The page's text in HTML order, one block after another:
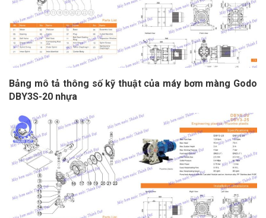
Bảng mô tả thông số kỹ thuật của máy bơm màng Godo
DBY3S-20 nhựa